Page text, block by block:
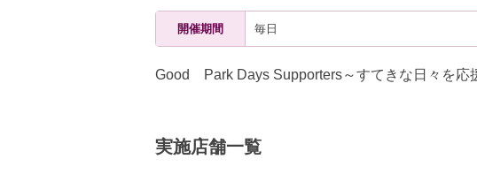
開催期間 毎日
Good Park Days Supporters～すてきな日々を応
実施店舗一覧